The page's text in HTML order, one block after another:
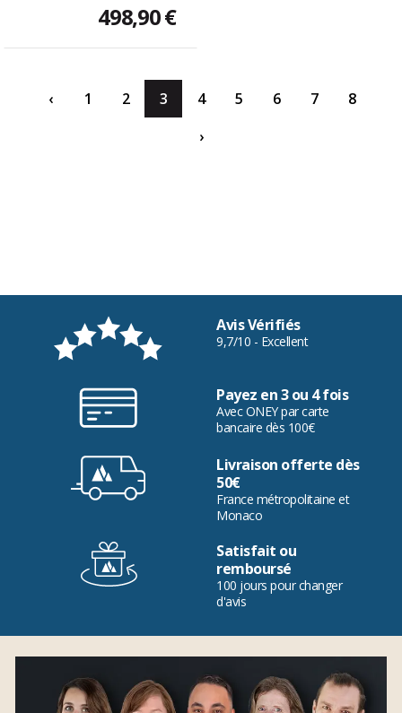
498,90 €
‹ 1 2 3 4 5 6 7
8
›
Avis Vérifiés
9,7/10 - Excellent
Payez en 3 ou 4 fois
Avec ONEY par carte
bancaire dès 100€
Livraison offerte dès
50€
France métropolitaine et
Monaco
Satisfait ou
remboursé
100 jours pour changer
d'avis